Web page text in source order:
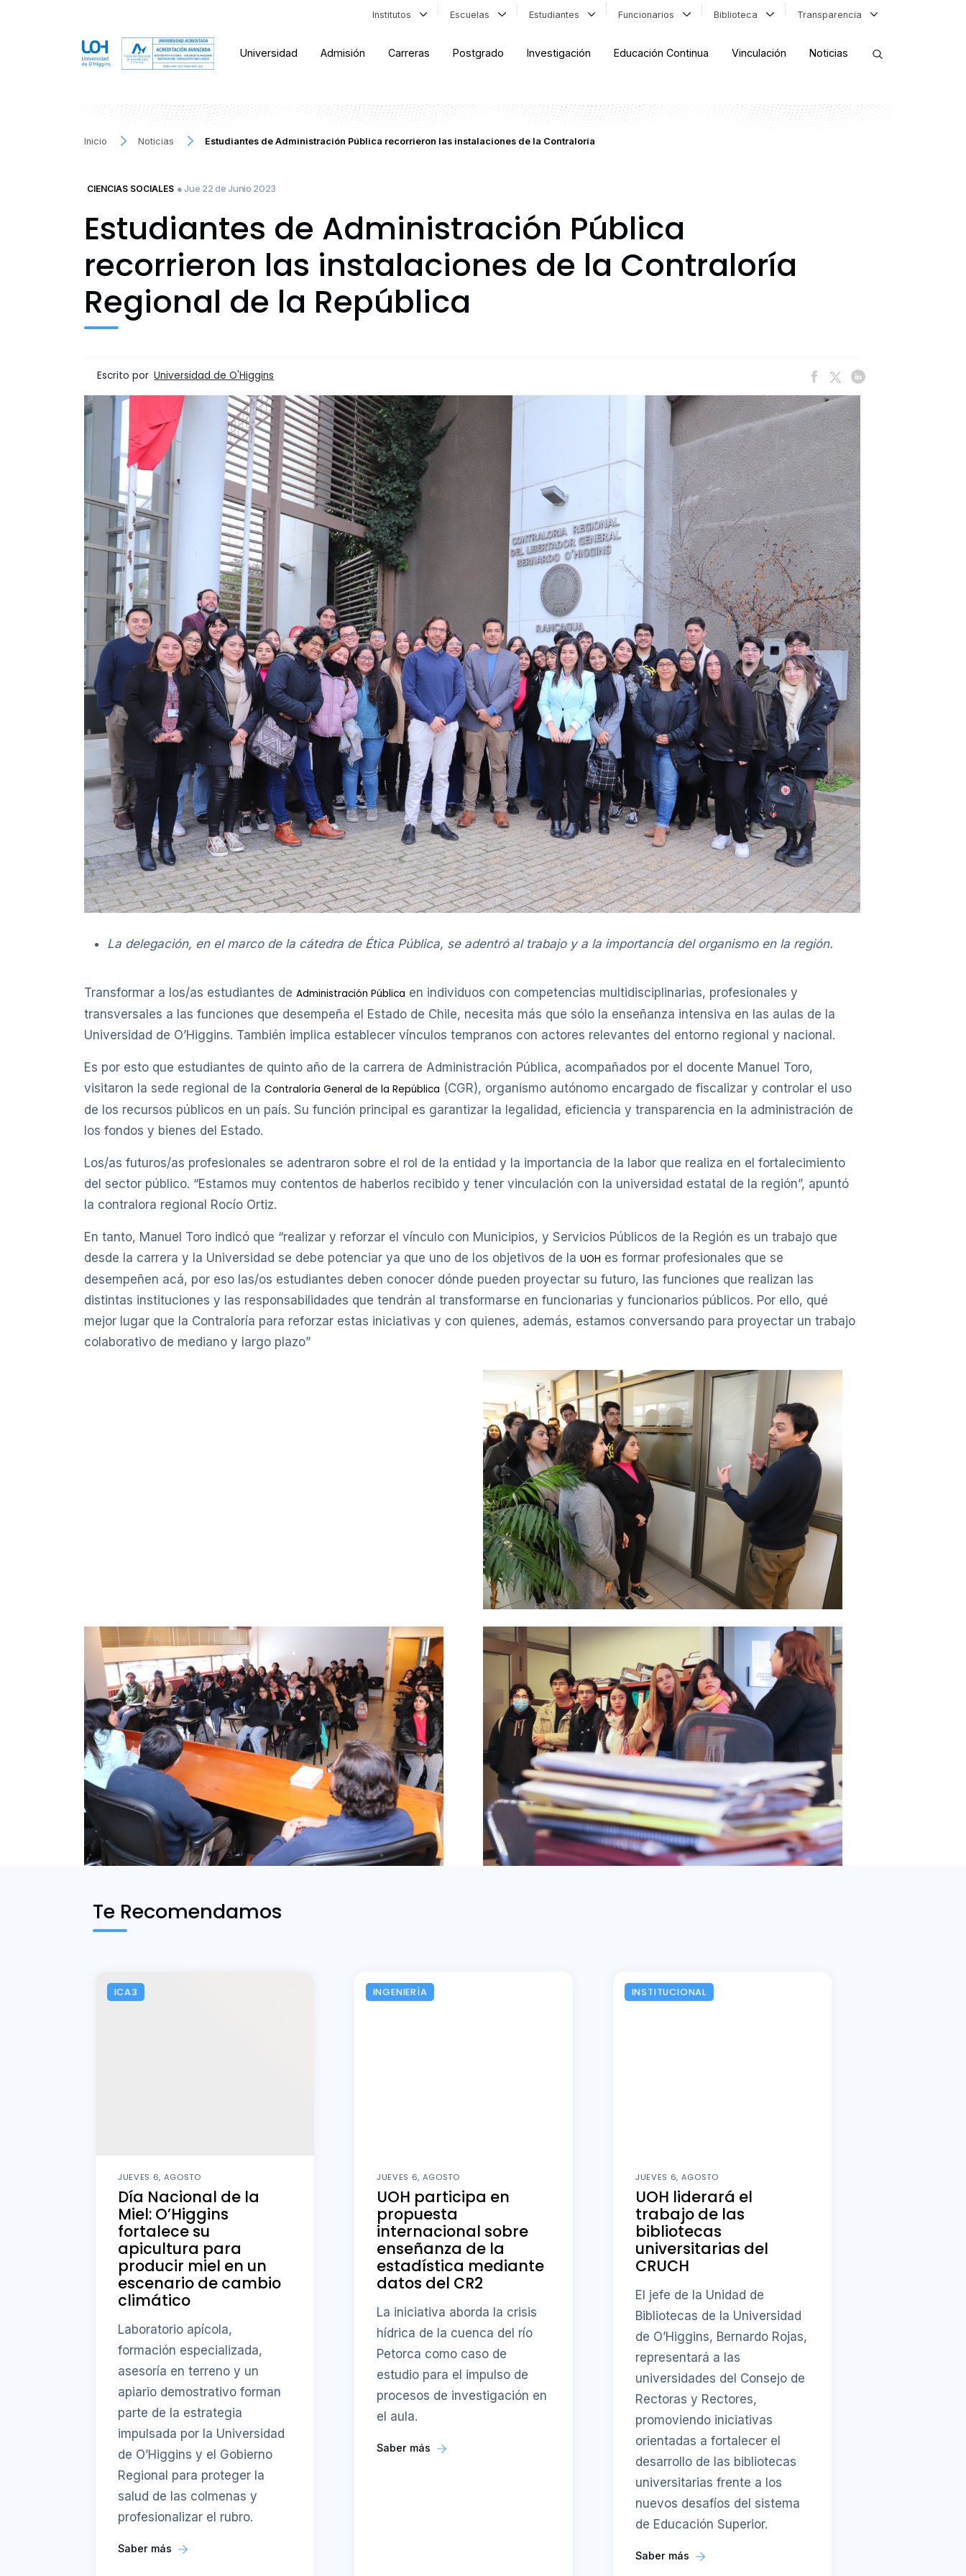
Institutos Escuelas Estudiantes Funcionarios Biblioteca Transparencia
Universidad Admisión Carreras Postgrado Investigación Educación Continua Vinculación Noticias
Inicio Noticias Estudiantes de Administración Pública recorrieron las instalaciones de la Contraloría
CIENCIAS SOCIALES ● Jue 22 de Junio 2023
Estudiantes de Administración Pública
recorrieron las instalaciones de la Contraloría
Regional de la República
Escrito por Universidad de O'Higgins
La delegación, en el marco de la cátedra de Ética Pública, se adentró al trabajo y a la importancia del organismo en la región.
Transformar a los/as estudiantes de Administración Pública en individuos con competencias multidisciplinarias, profesionales y
transversales a las funciones que desempeña el Estado de Chile, necesita más que sólo la enseñanza intensiva en las aulas de la
Universidad de O’Higgins. También implica establecer vínculos tempranos con actores relevantes del entorno regional y nacional.
Es por esto que estudiantes de quinto año de la carrera de Administración Pública, acompañados por el docente Manuel Toro,
visitaron la sede regional de la Contraloría General de la República (CGR), organismo autónomo encargado de fiscalizar y controlar el uso
de los recursos públicos en un país. Su función principal es garantizar la legalidad, eficiencia y transparencia en la administración de
los fondos y bienes del Estado.
Los/as futuros/as profesionales se adentraron sobre el rol de la entidad y la importancia de la labor que realiza en el fortalecimiento
del sector público. “Estamos muy contentos de haberlos recibido y tener vinculación con la universidad estatal de la región”, apuntó
la contralora regional Rocío Ortiz.
En tanto, Manuel Toro indicó que “realizar y reforzar el vínculo con Municipios, y Servicios Públicos de la Región es un trabajo que
desde la carrera y la Universidad se debe potenciar ya que uno de los objetivos de la UOH es formar profesionales que se
desempeñen acá, por eso las/os estudiantes deben conocer dónde pueden proyectar su futuro, las funciones que realizan las
distintas instituciones y las responsabilidades que tendrán al transformarse en funcionarias y funcionarios públicos. Por ello, qué
mejor lugar que la Contraloría para reforzar estas iniciativas y con quienes, además, estamos conversando para proyectar un trabajo
colaborativo de mediano y largo plazo”
Te Recomendamos
ICA3
JUEVES 6, AGOSTO
Día Nacional de la
Miel: O’Higgins
fortalece su
apicultura para
producir miel en un
escenario de cambio
climático
Laboratorio apícola,
formación especializada,
asesoría en terreno y un
apiario demostrativo forman
parte de la estrategia
impulsada por la Universidad
de O’Higgins y el Gobierno
Regional para proteger la
salud de las colmenas y
profesionalizar el rubro.
Saber más
INGENIERÍA
JUEVES 6, AGOSTO
UOH participa en
propuesta
internacional sobre
enseñanza de la
estadística mediante
datos del CR2
La iniciativa aborda la crisis
hídrica de la cuenca del río
Petorca como caso de
estudio para el impulso de
procesos de investigación en
el aula.
Saber más
INSTITUCIONAL
JUEVES 6, AGOSTO
UOH liderará el
trabajo de las
bibliotecas
universitarias del
CRUCH
El jefe de la Unidad de
Bibliotecas de la Universidad
de O’Higgins, Bernardo Rojas,
representará a las
universidades del Consejo de
Rectoras y Rectores,
promoviendo iniciativas
orientadas a fortalecer el
desarrollo de las bibliotecas
universitarias frente a los
nuevos desafíos del sistema
de Educación Superior.
Saber más